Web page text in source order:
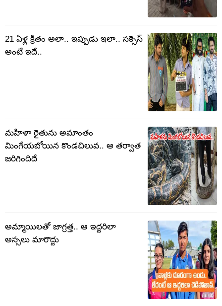
21 ఏళ్ల క్రితం అలా.. ఇప్పుడు ఇలా.. సక్సెస్
అంటే ఇదే..
మహిళా రైతును అమాంతం
మింగేయబోయిన కొండచిలువ.. ఆ తర్వాత
జరిగిందిదే
అమ్మాయిలతో జాగ్రత్త.. ఆ ఇద్దరిలా
అస్సలు మారొద్దు